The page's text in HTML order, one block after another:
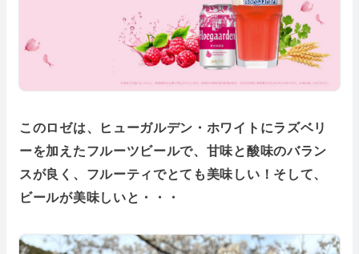
このロゼは、ヒューガルデン・ホワイトにラズベリ
ーを加えたフルーツビールで、甘味と酸味のバラン
スが良く、フルーティでとても美味しい！そして、
ビールが美味しいと・・・